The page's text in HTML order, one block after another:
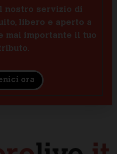
nostro servizio di
libero e aperto a
mai importante il tuo
ora